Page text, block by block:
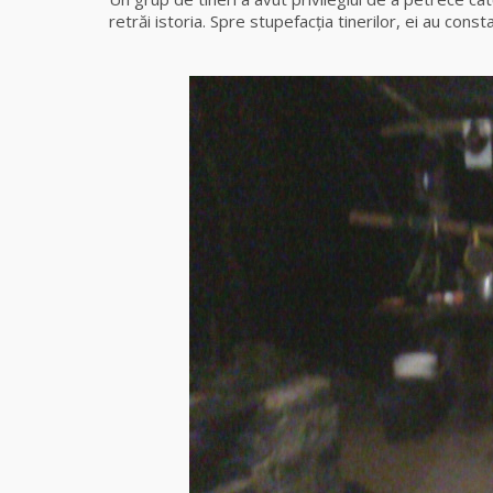
retrăi istoria. Spre stupefacţia tinerilor, ei au